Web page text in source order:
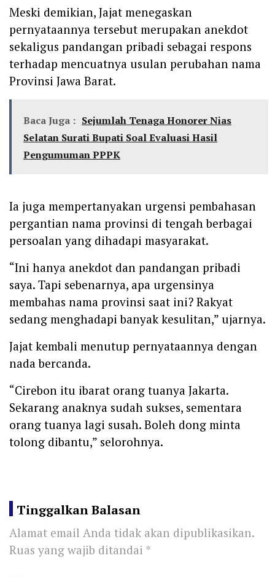
Meski demikian, Jajat menegaskan
pernyataannya tersebut merupakan anekdot
sekaligus pandangan pribadi sebagai respons
terhadap mencuatnya usulan perubahan nama
Provinsi Jawa Barat.
Baca Juga : Sejumlah Tenaga Honorer Nias
Selatan Surati Bupati Soal Evaluasi Hasil
Pengumuman PPPK
Ia juga mempertanyakan urgensi pembahasan
pergantian nama provinsi di tengah berbagai
persoalan yang dihadapi masyarakat.
“Ini hanya anekdot dan pandangan pribadi
saya. Tapi sebenarnya, apa urgensinya
membahas nama provinsi saat ini? Rakyat
sedang menghadapi banyak kesulitan,” ujarnya.
Jajat kembali menutup pernyataannya dengan
nada bercanda.
“Cirebon itu ibarat orang tuanya Jakarta.
Sekarang anaknya sudah sukses, sementara
orang tuanya lagi susah. Boleh dong minta
tolong dibantu,” selorohnya.
Tinggalkan Balasan
Alamat email Anda tidak akan dipublikasikan.
Ruas yang wajib ditandai *